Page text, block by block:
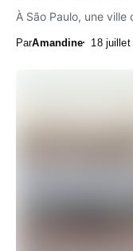
À São Paulo, une
ParAmandine 18 juillet